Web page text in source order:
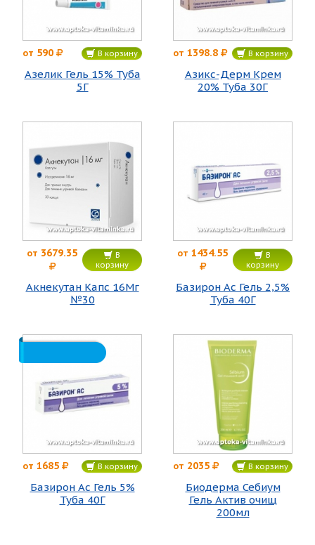
от 590 В корзину
Азелик Гель 15% Туба
5Г
от 1398.8 В корзину
Азикс-Дерм Крем
20% Туба 30Г
от 3679.35
В
корзину
Акнекутан Капс 16Мг
№30
от 1434.55
В
корзину
Базирон Ас Гель 2,5%
Туба 40Г
от 1685 В корзину
Базирон Ас Гель 5%
Туба 40Г
от 2035 В корзину
Биодерма Себиум
Гель Актив очищ
200мл